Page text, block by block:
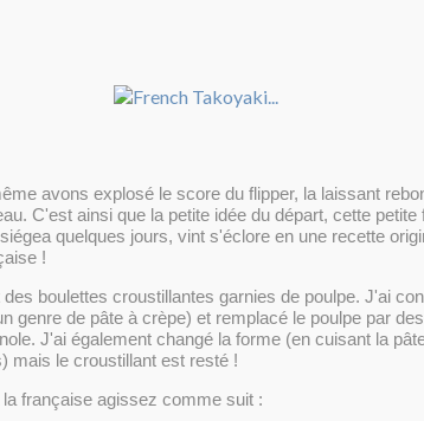
avons explosé le score du flipper, la laissant
C'est ainsi que la petite idée du départ, cette petite
quelques jours, vint s'éclore en une recette
!
boulettes croustillantes garnies de poulpe. J'ai
genre de pâte à crèpe) et remplacé le poulpe par
J'ai également changé la forme (en cuisant la
mais le croustillant est resté !
française agissez comme suit :